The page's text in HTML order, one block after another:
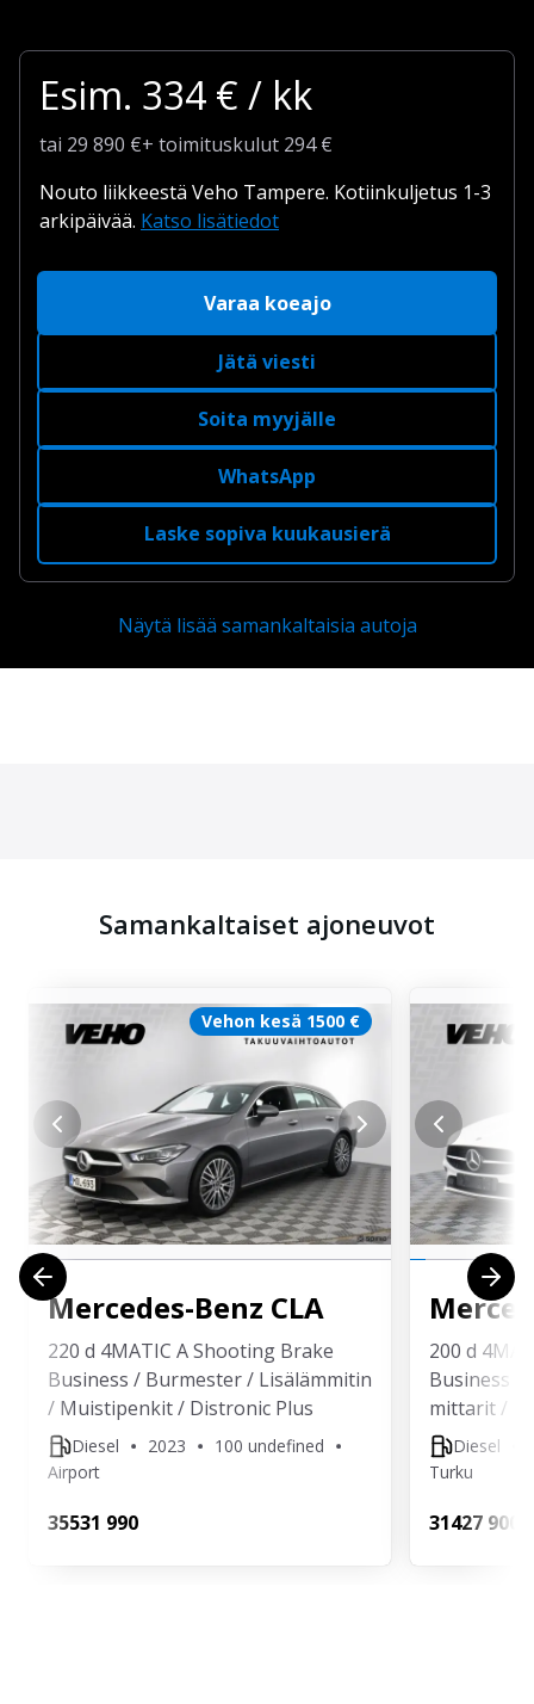
Esim. 334 € / kk
tai 29 890 €+ toimituskulut 294 €
Nouto liikkeestä Veho Tampere. Kotiinkuljetus 1-3
arkipäivää. Katso lisätiedot
Varaa koeajo
Jätä viesti
Soita myyjälle
WhatsApp
Laske sopiva kuukausierä
Näytä lisää samankaltaisia autoja
Samankaltaiset ajoneuvot
Vehon kesä 1500 €
Mercedes-Benz CLA
220 d 4MATIC A Shooting Brake
Business / Burmester / Lisälämmitin
/ Muistipenkit / Distronic Plus
Diesel 2023
100 undefined
Airport
35531 990
200 d
Business /
mittarit /
Diesel
Turku
31427 900